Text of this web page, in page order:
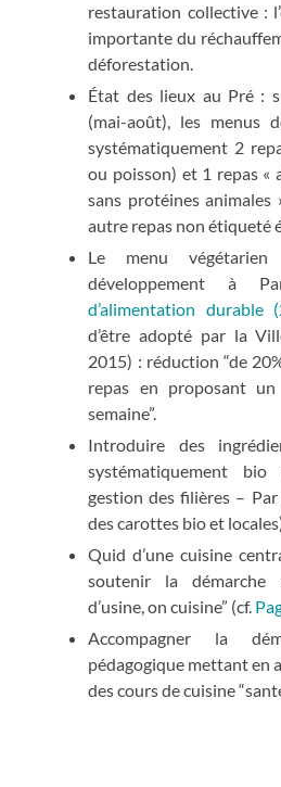
restauration collective :
importante du
déforestation.
État des lieux au Pré :
(mai-août), les menus
systématiquement 2
ou poisson) et 1 repas «
sans protéines
autre repas non étiqueté
Le menu
développement à
d’alimentation durable
d’être adopté par la
2015) : réduction “de
repas en proposant
semaine”.
Introduire des
systématiquement
gestion des filières – Par
des carottes bio et
Quid d’une cuisine
soutenir la démarche
d’usine, on cuisine” (cf.
Accompagner la
pédagogique mettant en
des cours de cuisine